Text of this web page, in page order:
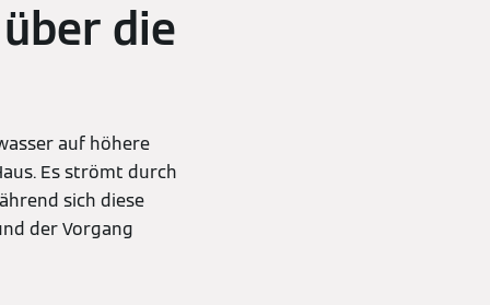
die
auf höhere
Es strömt durch
sich diese
der Vorgang